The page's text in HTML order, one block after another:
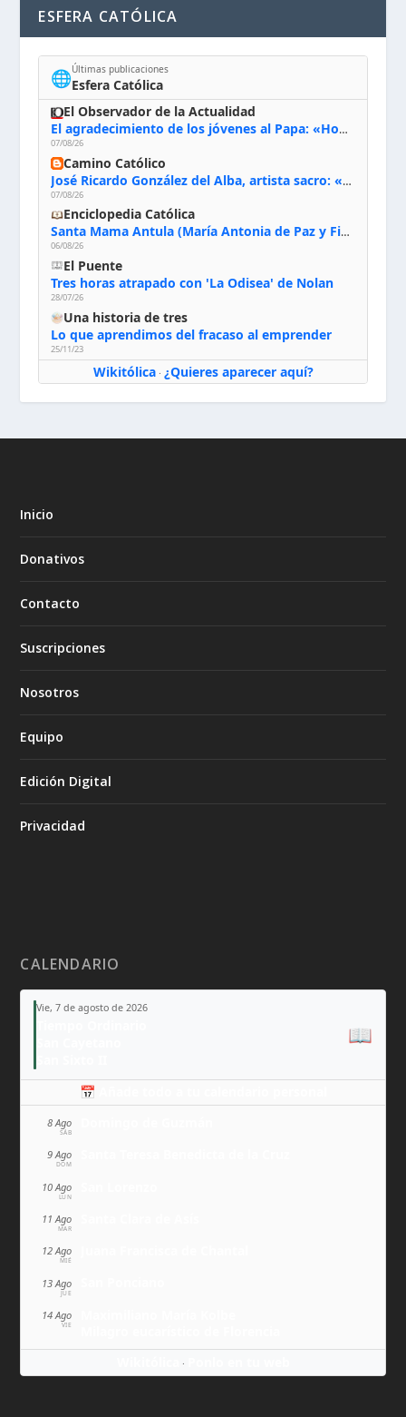
ESFERA CATÓLICA
🌐Últimas publicaciones
Esfera Católica
El Observador de la Actualidad
El agradecimiento de los jóvenes al Papa: «Hoy nos sentimos Iglesia»
07/08/26
Camino Católico
José Ricardo González del Alba, artista sacro: «Yo oro, hablo con Dios, le pido al Espíritu Santo su inspiración y siempre pinto rezando el rosario para que sea Él quien actúe a través de mis manos»
07/08/26
Enciclopedia Católica
Santa Mama Antula (María Antonia de Paz y Figueroa)
06/08/26
El Puente
Tres horas atrapado con 'La Odisea' de Nolan
28/07/26
Una historia de tres
Lo que aprendimos del fracaso al emprender
25/11/23
Wikitólica· ¿Quieres aparecer aquí?
Inicio
Donativos
Contacto
Suscripciones
Nosotros
Equipo
Edición Digital
Privacidad
CALENDARIO
Vie, 7 de agosto de 2026
📖
📅 Añade todo a tu calendario personal
8 Ago
SÁB
9 Ago
DOM
10 Ago
LUN
11 Ago
MAR
12 Ago
MIÉ
13 Ago
JUE
14 Ago
VIE
·